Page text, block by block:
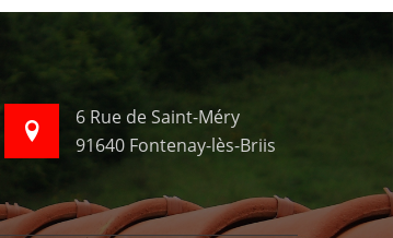
6 Rue de Saint-Méry
91640 Fontenay-lès-Briis